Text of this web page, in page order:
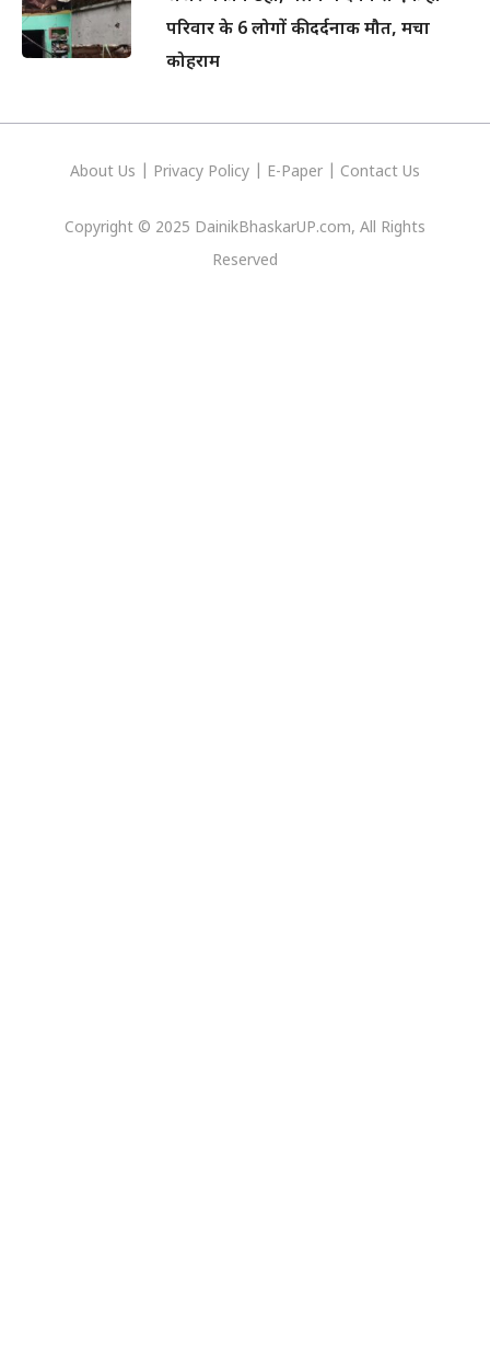
परिवार के 6 लोगों की दर्दनाक मौत, मचा
कोहराम
About Us Privacy Policy E-Paper Contact Us
Copyright © 2025 DainikBhaskarUP.com, All Rights
Reserved